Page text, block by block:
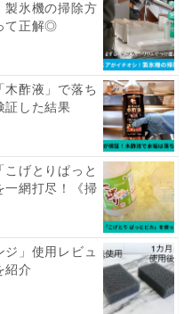
製氷機の掃除方
て正解◎
木酢液」で落ち
証した結果
げとりぱっと
一網打尽！《掃
」使用レビュ
紹介